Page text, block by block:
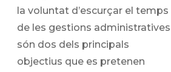
la voluntat d’escurçar el temps
de les gestions administratives
són dos dels principals
objectius que es pretenen